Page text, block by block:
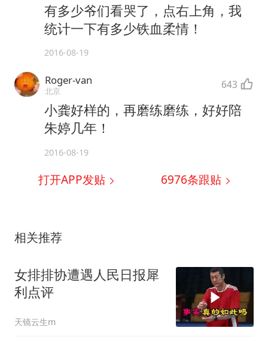
有多少爷们看哭了，点右上角，我
统计一下有多少铁血柔情！
2016-08-19
Roger-van
北京 643
小龚好样的，再磨练磨练，好好陪
朱婷几年！
2016-08-19
打开APP发贴 6976条跟贴
相关推荐
女排排协遭遇人民日报犀
利点评
天镜云生m